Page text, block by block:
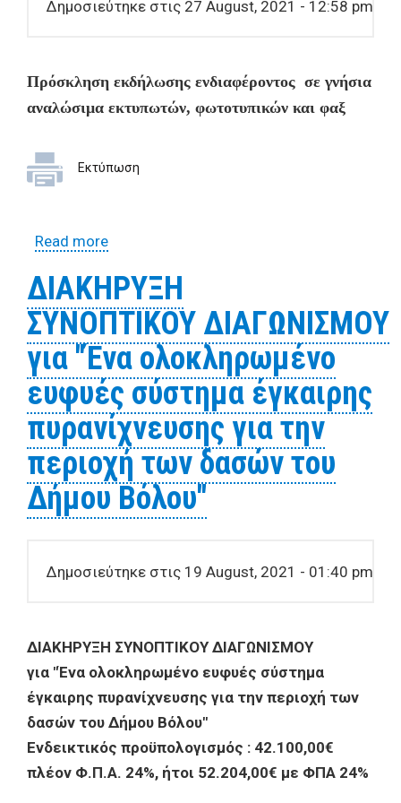
Δημοσιεύτηκε στις 27 August, 2021 - 12:58 pm
Πρόσκληση εκδήλωσης ενδιαφέροντος σε γνήσια
αναλώσιμα εκτυπωτών, φωτοτυπικών και φαξ
Εκτύπωση
Read moreabout Πρόσκληση εκδήλωσης
εκτυπωτών, φωτοτυπικών και φαξ
ΔΙΑΚΗΡΥΞΗ
ΣΥΝΟΠΤΙΚΟΥ ΔΙΑΓΩΝΙΣΜΟΥ
για "Ένα ολοκληρωμένο
ευφυές σύστημα έγκαιρης
πυρανίχνευσης για την
περιοχή των δασών του
Δήμου Βόλου"
Δημοσιεύτηκε στις 19 August, 2021 - 01:40 pm
ΔΙΑΚΗΡΥΞΗ ΣΥΝΟΠΤΙΚΟΥ ΔΙΑΓΩΝΙΣΜΟΥ
για "Ένα ολοκληρωμένο ευφυές σύστημα
έγκαιρης πυρανίχνευσης για την περιοχή των
δασών του Δήμου Βόλου"
Ενδεικτικός προϋπολογισμός : 42.100,00€
πλέον Φ.Π.Α. 24%, ήτοι 52.204,00€ με ΦΠΑ 24%